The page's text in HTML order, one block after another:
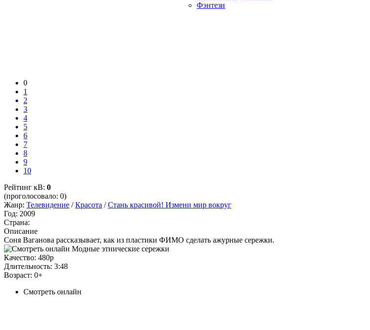
Фэнтези
0
1
2
3
4
5
6
7
8
9
10
Рейтинг кВ: 0
(проголосовало: 0)
Жанр: Телевидение /Красота /Стань красивой! Измени мир вокруг
Год: 2009
Страна:
Описание
Соня Ваганова рассказывает, как из пластики ФИМО сделать ажурные сережки.
Качество: 480p
Длительность: 3:48
Возраст: 0+
Смотреть онлайн